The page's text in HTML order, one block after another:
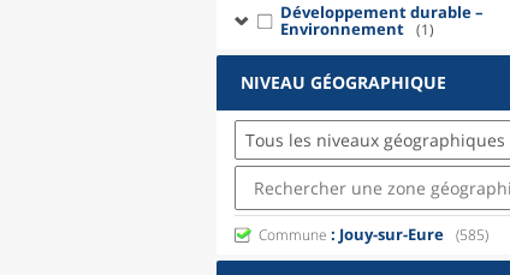
Développement durable –
Environnement (1)
NIVEAU GÉOGRAPHIQUE
Tous les niveaux géographiques
Commune : Jouy-sur-Eure (585)